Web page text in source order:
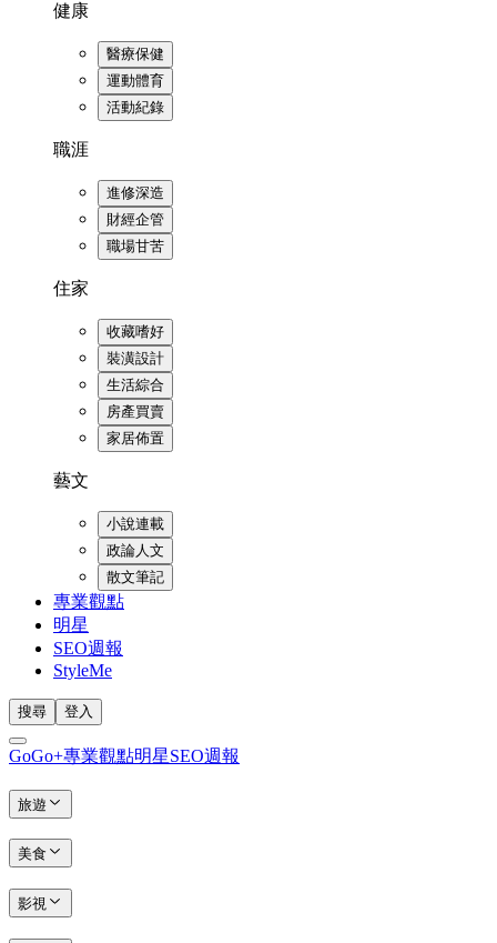
健康
醫療保健
運動體育
活動紀錄
職涯
進修深造
財經企管
職場甘苦
住家
收藏嗜好
裝潢設計
生活綜合
房產買賣
家居佈置
藝文
小說連載
政論人文
散文筆記
專業觀點
明星
SEO週報
StyleMe
搜尋 登入
GoGo+專業觀點明星SEO週報
旅遊
美食
影視